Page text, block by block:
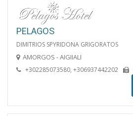
PELAGOS
DIMITRIOS SPYRIDONA GRIGORATOS
AMORGOS - AIGIIALI
+302285073580, +306937442202